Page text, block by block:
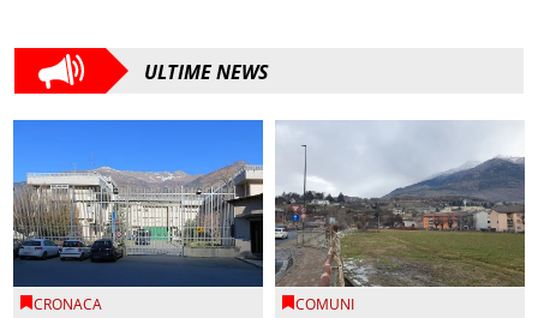
ULTIME NEWS
CRONACA COMUNI